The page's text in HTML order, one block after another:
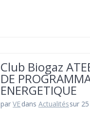
Club Biogaz
DE
ENERGETIQUE
parVEdans Actualitéssur